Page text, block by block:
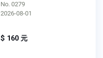
No. 0279
2026-08-01
$ 160 元